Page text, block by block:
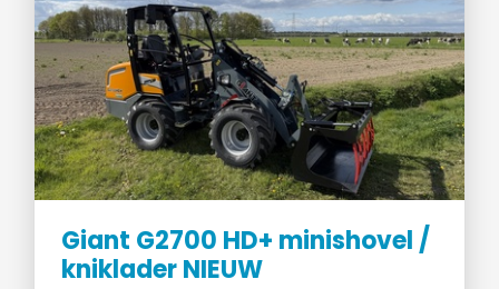
Giant G2700 HD+ minishovel /
kniklader NIEUW